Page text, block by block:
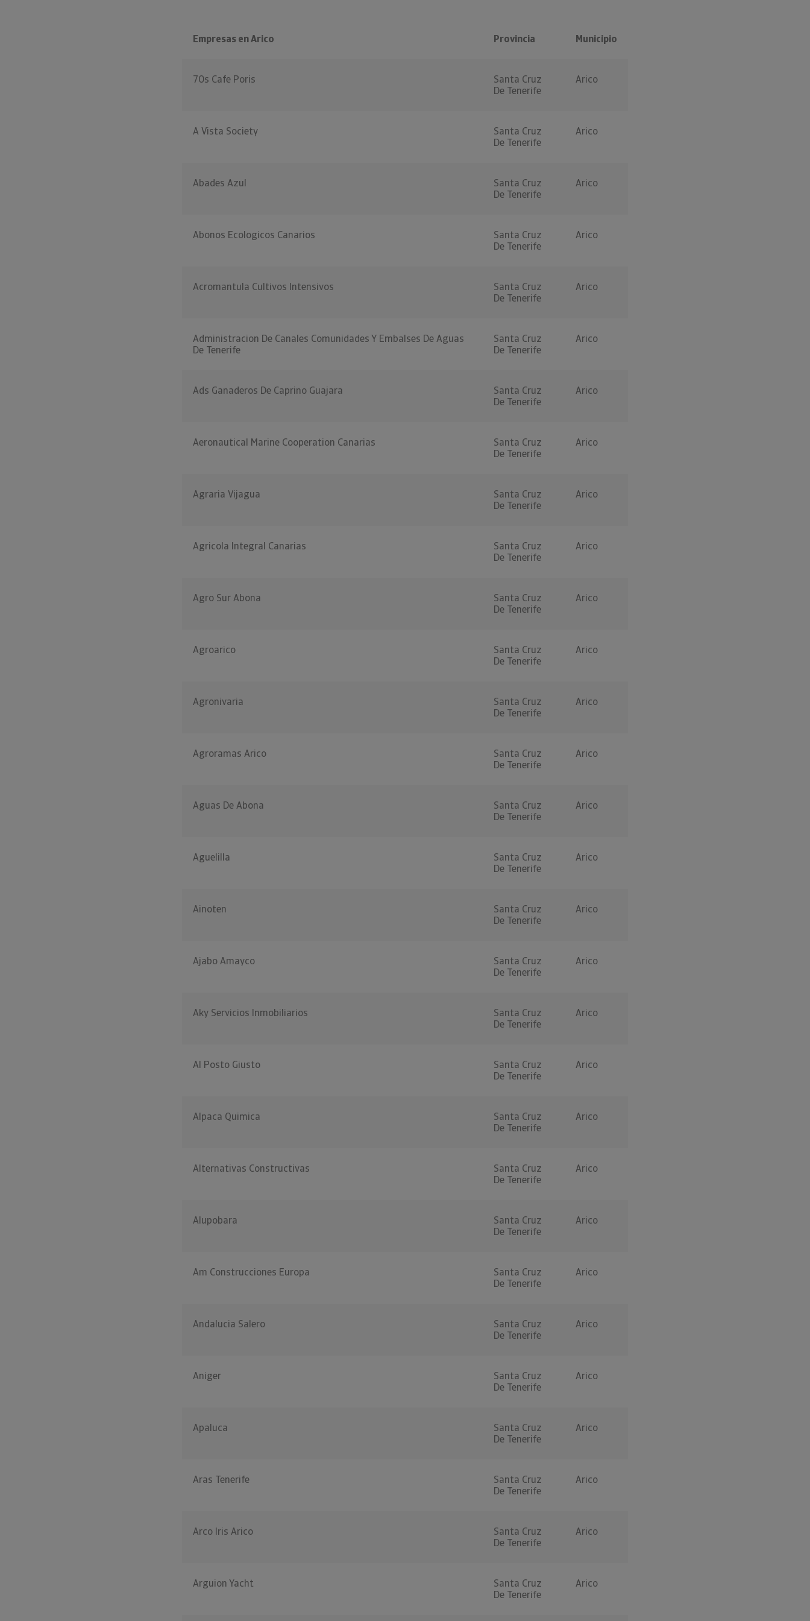
Empresas en Arico Provincia Municipio
70s Cafe Poris
Santa Cruz
De Tenerife
Arico
A Vista Society
Santa Cruz
De Tenerife
Arico
Abades Azul
Santa Cruz
De Tenerife
Arico
Abonos Ecologicos Canarios
Santa Cruz
De Tenerife
Arico
Acromantula Cultivos Intensivos
Santa Cruz
De Tenerife
Arico
Administracion De Canales Comunidades Y Embalses De Aguas
De Tenerife
Santa Cruz
De Tenerife
Arico
Ads Ganaderos De Caprino Guajara
Santa Cruz
De Tenerife
Arico
Aeronautical Marine Cooperation Canarias
Santa Cruz
De Tenerife
Arico
Agraria Vijagua
Santa Cruz
De Tenerife
Arico
Agricola Integral Canarias
Santa Cruz
De Tenerife
Arico
Agro Sur Abona
Santa Cruz
De Tenerife
Arico
Agroarico
Santa Cruz
De Tenerife
Arico
Agronivaria
Santa Cruz
De Tenerife
Arico
Agroramas Arico
Santa Cruz
De Tenerife
Arico
Aguas De Abona
Santa Cruz
De Tenerife
Arico
Aguelilla
Santa Cruz
De Tenerife
Arico
Ainoten
Santa Cruz
De Tenerife
Arico
Ajabo Amayco
Santa Cruz
De Tenerife
Arico
Aky Servicios Inmobiliarios
Santa Cruz
De Tenerife
Arico
Al Posto Giusto
Santa Cruz
De Tenerife
Arico
Alpaca Quimica
Santa Cruz
De Tenerife
Arico
Alternativas Constructivas
Santa Cruz
De Tenerife
Arico
Alupobara
Santa Cruz
De Tenerife
Arico
Am Construcciones Europa
Santa Cruz
De Tenerife
Arico
Andalucia Salero
Santa Cruz
De Tenerife
Arico
Aniger
Santa Cruz
De Tenerife
Arico
Apaluca
Santa Cruz
De Tenerife
Arico
Aras Tenerife
Santa Cruz
De Tenerife
Arico
Arco Iris Arico
Santa Cruz
De Tenerife
Arico
Arguion Yacht
Santa Cruz
De Tenerife
Arico